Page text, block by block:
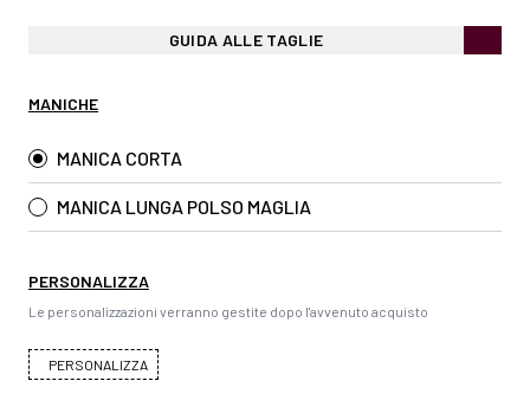
GUIDA ALLE TAGLIE
MANICHE
MANICA CORTA
MANICA LUNGA POLSO MAGLIA
PERSONALIZZA
Le personalizzazioni verranno gestite dopo l'avvenuto acquisto
PERSONALIZZA